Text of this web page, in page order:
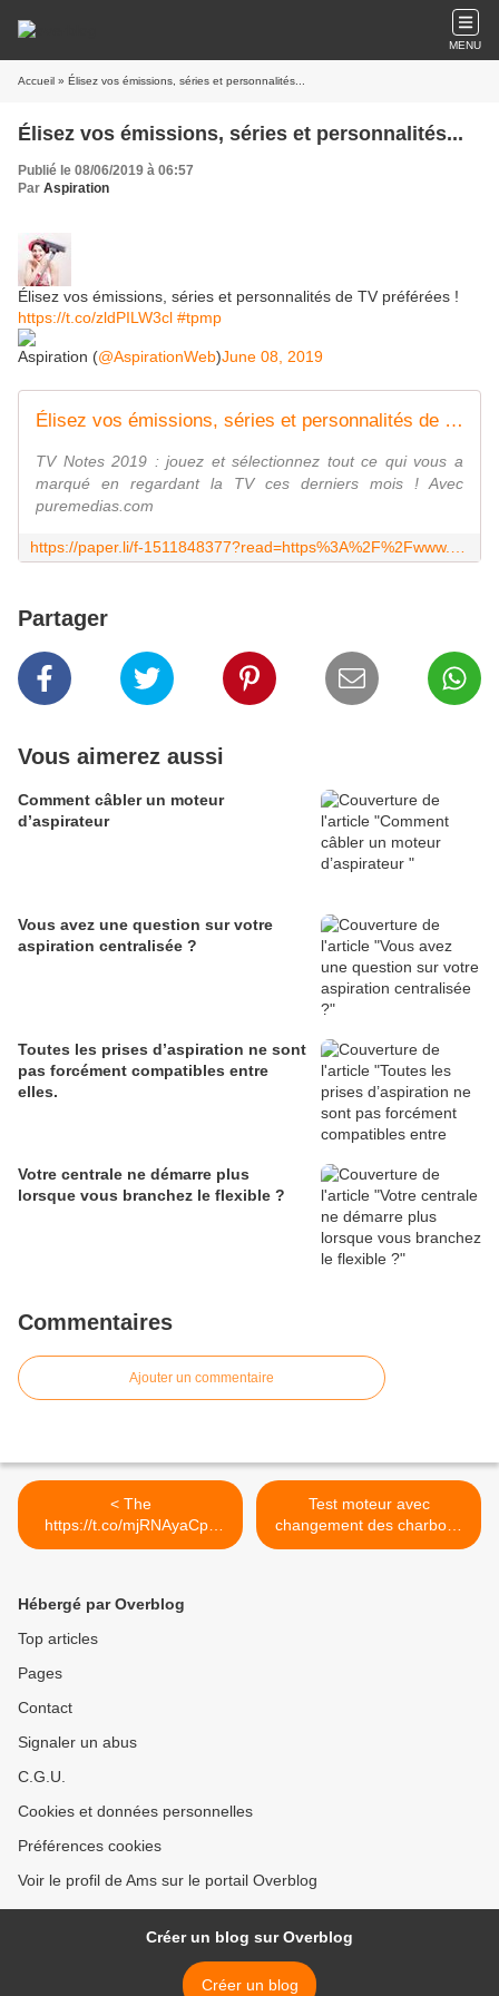
MENU
Accueil » Élisez vos émissions, séries et personnalités...
Élisez vos émissions, séries et personnalités...
Publié le 08/06/2019 à 06:57
Par Aspiration
Élisez vos émissions, séries et personnalités de TV préférées !
https://t.co/zldPILW3cl #tpmp
Aspiration (@AspirationWeb)June 08, 2019
Élisez vos émissions, séries et personnalités de TV préférées !
TV Notes 2019 : jouez et sélectionnez tout ce qui vous a
marqué en regardant la TV ces derniers mois ! Avec
puremedias.com
Partager
Vous aimerez aussi
Comment câbler un moteur
d’aspirateur
Vous avez une question sur votre
aspiration centralisée ?
Toutes les prises d’aspiration ne sont
pas forcément compatibles entre
elles.
Votre centrale ne démarre plus
lorsque vous branchez le flexible ?
Commentaires
Ajouter un commentaire
< The
https://t.co/mjRNAyaCph
Daily est en ligne!...
Test moteur avec
changement des charbons
... >
Hébergé par Overblog
Top articles
Pages
Contact
Signaler un abus
C.G.U.
Cookies et données personnelles
Préférences cookies
Voir le profil de Ams sur le portail Overblog
Créer un blog sur Overblog
Créer un blog